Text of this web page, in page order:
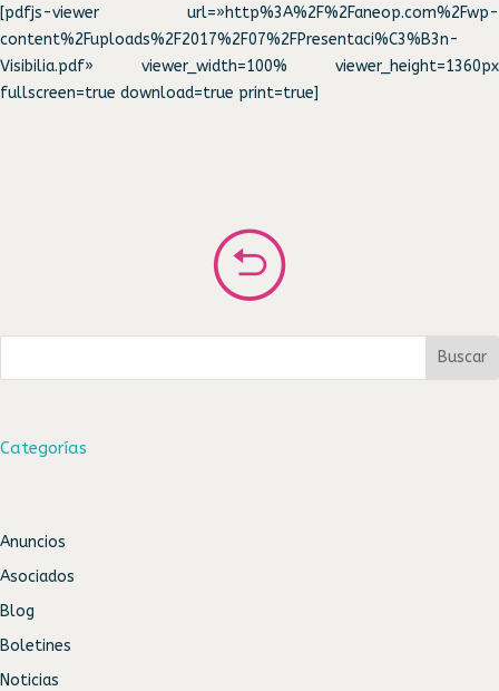
[pdfjs-viewer url=»http%3A%2F%2Faneop.com%2Fwp-
content%2Fuploads%2F2017%2F07%2FPresentaci%C3%B3n-
Visibilia.pdf» viewer_width=100% viewer_height=1360px
fullscreen=true download=true print=true]
Buscar
Categorías
Anuncios
Asociados
Blog
Boletines
Noticias